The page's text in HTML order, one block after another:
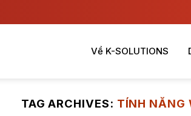
Về K-SOLUTIONS
TAG ARCHIVES: TÍNH NĂNG